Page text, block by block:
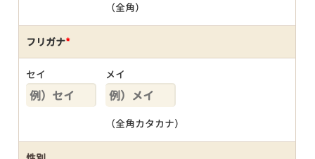
（全角）
フリガナ*
セイ メイ
（全角カタカナ）